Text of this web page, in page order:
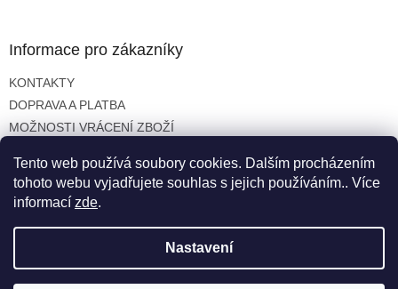
Tento web používá soubory cookies. Dalším procházením
tohoto webu vyjadřujete souhlas s jejich používáním.. Více
informací zde.
Nastavení
Informace pro zákazníky
KONTAKTY
DOPRAVA A PLATBA
MOŽNOSTI VRÁCENÍ ZBOŽÍ
OCHRANA OSOBNÍCH ÚDAJŮ
Vytvořil Shoptet